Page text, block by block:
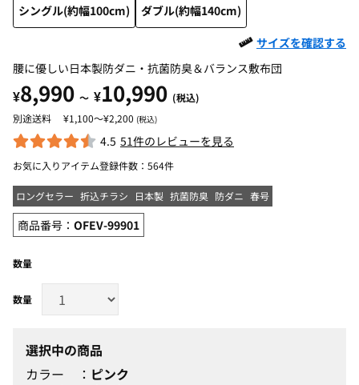
シングル(約幅100cm)
ダブル(約幅140cm)
サイズを確認する
腰に優しい日本製防ダニ・抗菌防臭＆バランス敷布団
¥8,990 ～ ¥10,990 (税込)
¥1,100～¥2,200 (税込)
4.5 51件のレビューを見る
お気に入りアイテム登録件数： 564件
ロングセラー 折込チラシ 日本製 抗菌防臭 防ダニ 春号
商品番号： OFEV-99901
数量
選択中の商品
カラー
ピンク